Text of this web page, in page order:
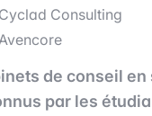
Cyclad Consulting
de conseil
par les